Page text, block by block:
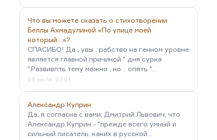
Что вы можете сказать о стихотворении
Беллы Ахмадулиной «По улице моей
который…»?
СПАСИБО! Да , увы . рабство на генном уровне
является главной причиной " дня сурка
".Развивпть тему можно , но .. опять "…
09 июля, 03:01
Александр Куприн
Да, я согласна с вами, Дмитрий Львович, что
Александр Куприн - "прежде всего умный и
сильный писатель, каких в русской…